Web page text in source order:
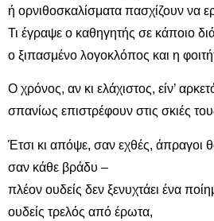
ή ορνιθοσκαλίσματα πασχίζουν να
Τι έγραψε ο καθηγητής σε κάποιο
ο ξιπασμένο λογοκλόπος και η
Ο χρόνος, αν κι ελάχιστος, είν’
σπανίως επιστρέφουν στις σκιές
Έτσι κι απόψε, σαν εχθές, άπραγοι
σαν κάθε βράδυ –
πλέον ουδείς δεν ξενυχτάει ένα
ουδείς τρελός από έρωτα,